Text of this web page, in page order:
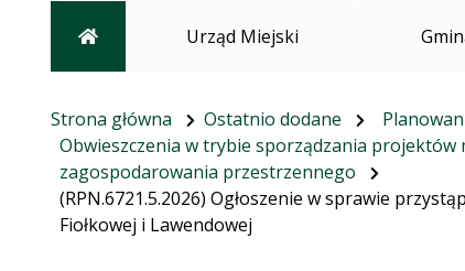
Strona głównaUrząd Miejski
Strona główna Ostatnio dodane
Obwieszczenia w trybie sporządzania
zagospodarowania przestrzennego
(RPN.6721.5.2026) Ogłoszenie w sprawie
Fiołkowej i Lawendowej